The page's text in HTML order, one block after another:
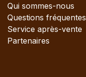
Qui sommes-nous
Questions fréquentes
Service après-vente
Partenaires